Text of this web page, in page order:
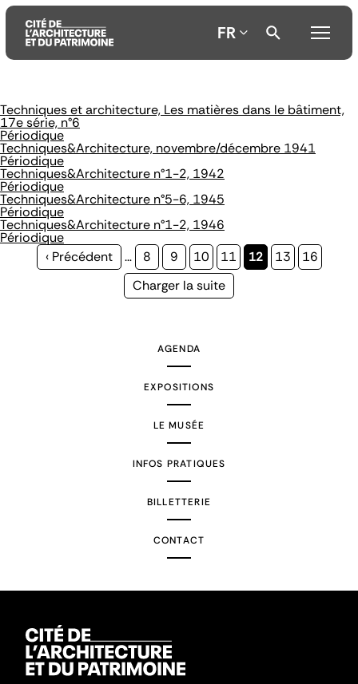
Aller
au
contenu
principal
Aller
au
menu
principal
Aller
à
la
recherche
FR
Techniques et architecture, Les matières dans le bâtiment,
17e série, n°6
Périodique
Techniques&Architecture, novembre/décembre 1941
Périodique
Techniques&Architecture n°1-2, 1942
Périodique
Techniques&Architecture n°5-6, 1945
Périodique
Techniques&Architecture n°1-2, 1946
Périodique
Page
‹ Précédent … Page
8 Page
9 Page
10 Page
11
Page
12 Page
13 Page
16
Page
Charger la suite
AGENDA
EXPOSITIONS
LE MUSÉE
INFOS PRATIQUES
BILLETTERIE
CONTACT